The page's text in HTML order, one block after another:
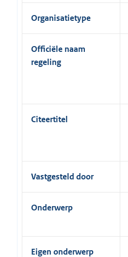
Organisatietype
Officiële naam
regeling
Citeertitel
Vastgesteld door
Onderwerp
Eigen onderwerp